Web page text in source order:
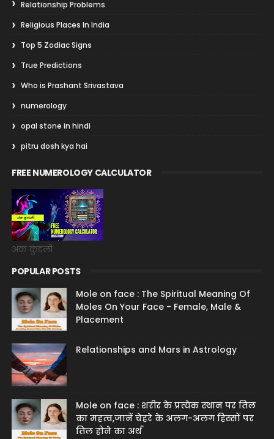
Relationship Problems
Religious Places In India
Top 5 Zodiac Signs
True Predictions
Who is Prashant Srivastava
numerology
opal stone in hindi
pitru dosh kya hai
FREE NUMEROLOGY CALCULATOR
अंक कुंडली
POPULAR POSTS
Mole on face : The Spiritual Meaning Of
Moles On Your Face - Female, Male &
Placement
Relationships and Mars in Astrology
Mole on face : शरीर के प्रत्येक स्थान पर तिल
का महत्व,जानें चेहरे के अलग-अलग हिस्सों पर
तिल होने का अर्थ